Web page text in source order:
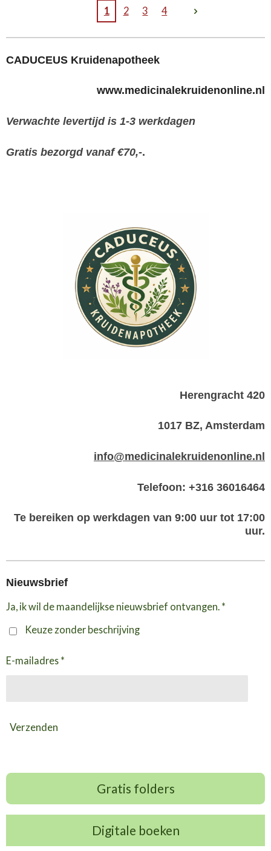
1 2 3 4
CADUCEUS Kruidenapotheek
www.medicinalekruidenonline.nl
Verwachte levertijd is 1-3 werkdagen
Gratis bezorgd vanaf €70,-.
Herengracht 420
1017 BZ, Amsterdam
info@medicinalekruidenonline.nl
Telefoon: +316 36016464
Te bereiken op werkdagen van 9:00 uur tot 17:00
uur.
Nieuwsbrief
Ja, ik wil de maandelijkse nieuwsbrief ontvangen. *
Keuze zonder beschrijving
E-mailadres *
Verzenden
Gratis folders
Digitale boeken